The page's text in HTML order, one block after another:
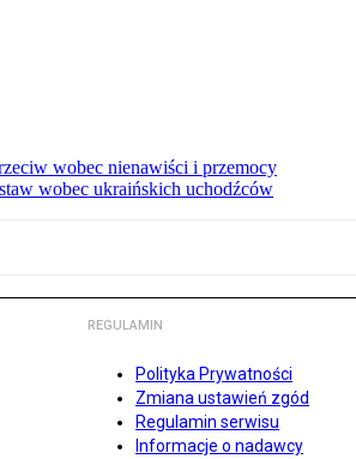
wobec nienawiści i przemocy
wobec ukraińskich uchodźców
REGULAMIN
Polityka Prywatności
Zmiana ustawień zgód
Regulamin serwisu
Informacje o nadawcy